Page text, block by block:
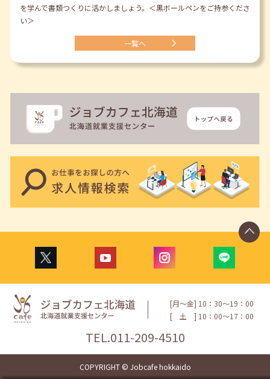
を学んで書類つくりに活かしましょう。＜黒ボールペンをご持参くださ
い＞
一覧へ
[月〜金] 10：30〜19：00
[
土 ] 10：00〜17：00
TEL.011-209-4510
COPYRIGHT © Jobcafe hokkaido